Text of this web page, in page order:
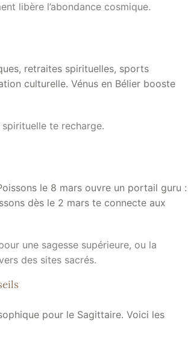
libère l’abondance cosmique.
retraites spirituelles, sports
culturelle. Vénus en Bélier booste
spirituelle te recharge.
le 8 mars ouvre un portail guru :
dès le 2 mars te connecte aux
une sagesse supérieure, ou la
des sites sacrés.
pour le Sagittaire. Voici les